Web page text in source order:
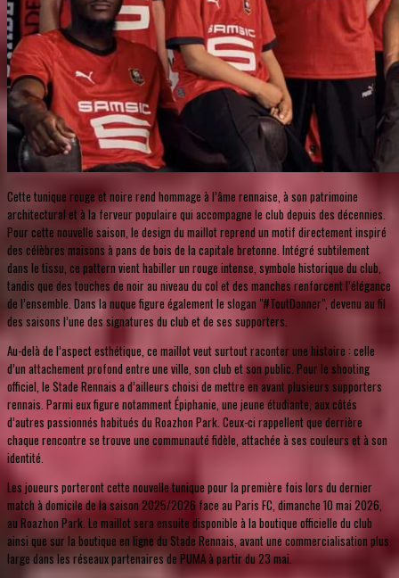
Cette tunique rouge et noire rend hommage à l’âme rennaise, à son patrimoine
architectural et à la ferveur populaire qui accompagne le club depuis des décennies.
Pour cette nouvelle saison, le design du maillot reprend un motif directement inspiré
des célèbres maisons à pans de bois de la capitale bretonne. Intégré subtilement
dans le tissu, ce pattern vient habiller un rouge intense, symbole historique du club,
tandis que des touches de noir au niveau du col et des manches renforcent l’élégance
de l’ensemble. Dans la nuque figure également le slogan "#ToutDonner", devenu au fil
des saisons l’une des signatures du club et de ses supporters.
Au-delà de l’aspect esthétique, ce maillot veut surtout raconter une histoire : celle
d’un attachement profond entre une ville, son club et son public. Pour le shooting
officiel, le Stade Rennais a d’ailleurs choisi de mettre en avant plusieurs supporters
rennais. Parmi eux figure notamment Épiphanie, une jeune étudiante, aux côtés
d’autres passionnés habitués du Roazhon Park. Ceux-ci rappellent que derrière
chaque rencontre se trouve une communauté fidèle, attachée à ses couleurs et à son
identité.
Les joueurs porteront cette nouvelle tunique pour la première fois lors du dernier
match à domicile de la saison 2025/2026 face au Paris FC, dimanche 10 mai 2026,
au Roazhon Park. Le maillot sera ensuite disponible à la boutique officielle du club
ainsi que sur la boutique en ligne du Stade Rennais, avant une commercialisation plus
large dans les réseaux partenaires de PUMA à partir du 23 mai.